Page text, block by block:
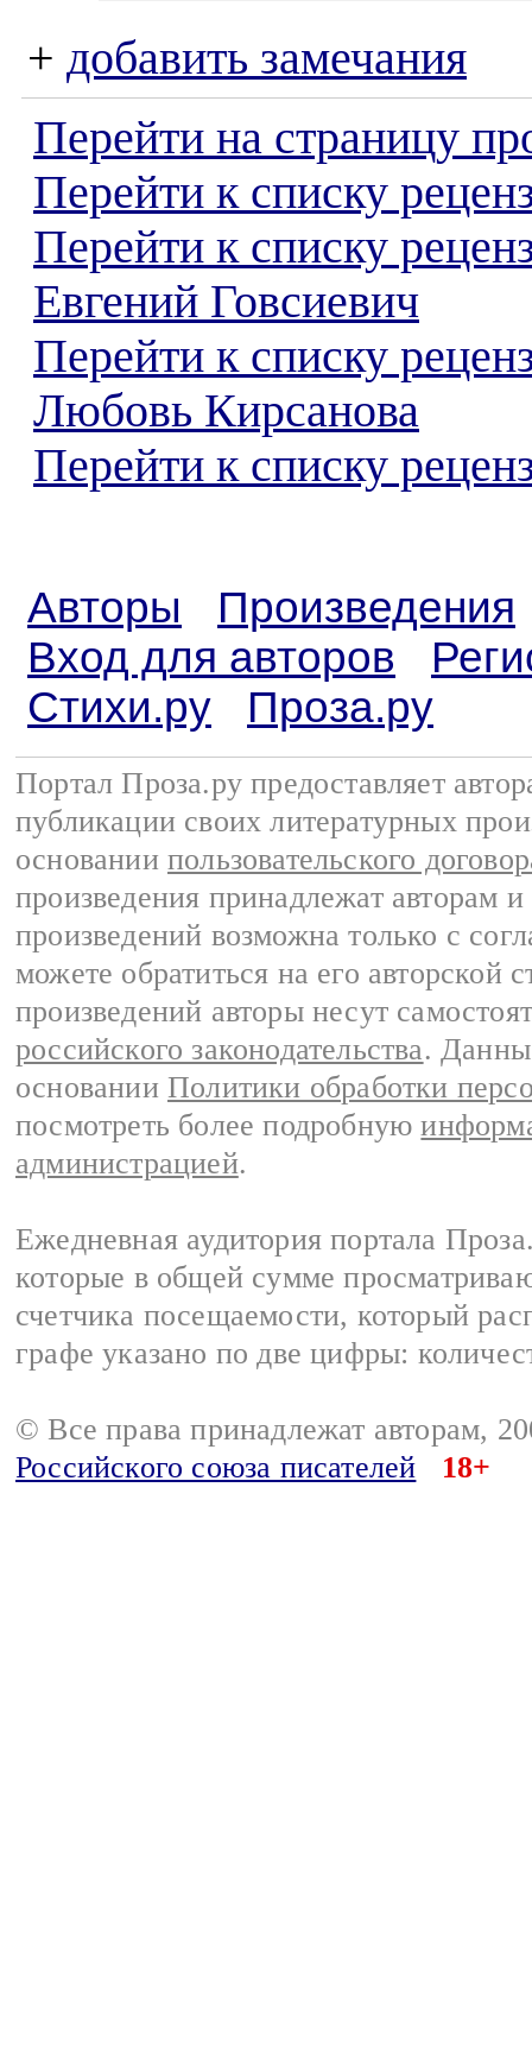
+ добавить замечания
Перейти на страницу
Перейти к списку
Перейти к списку
Евгений Говсиевич
Перейти к списку
Любовь Кирсанова
Перейти к списку
Авторы
Произведения
Вход для авторов
Стихи.ру
Проза.ру
Портал Проза.ру предоставляет
публикации своих литературных
основании пользовательского
произведения принадлежат авторам
произведений возможна только с
можете обратиться на его авторской
произведений авторы несут
российского законодательства.
основании Политики обработки
посмотреть более подробную
администрацией.
Ежедневная аудитория портала
которые в общей сумме
счетчика посещаемости, который
графе указано по две цифры:
© Все права принадлежат авторам,
Российского союза писателей
18+